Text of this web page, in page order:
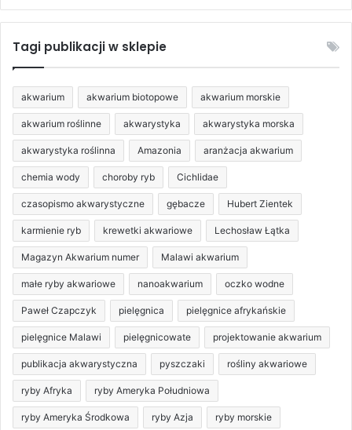
od
15,90 zł
Tagi publikacji w sklepie
akwarium akwarium biotopowe akwarium morskie
akwarium roślinne akwarystyka akwarystyka morska
akwarystyka roślinna Amazonia aranżacja akwarium
chemia wody choroby ryb Cichlidae
czasopismo akwarystyczne gębacze Hubert Zientek
karmienie ryb krewetki akwariowe Lechosław Łątka
Magazyn Akwarium numer Malawi akwarium
małe ryby akwariowe nanoakwarium oczko wodne
Paweł Czapczyk pielęgnica pielęgnice afrykańskie
pielęgnice Malawi pielęgnicowate projektowanie akwarium
publikacja akwarystyczna pyszczaki rośliny akwariowe
ryby Afryka ryby Ameryka Południowa
ryby Ameryka Środkowa ryby Azja ryby morskie